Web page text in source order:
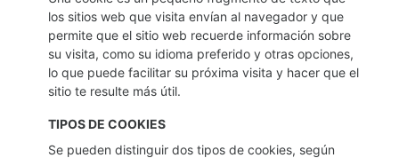
los sitios web que visita envían al navegador y que
permite que el sitio web recuerde información sobre
su visita, como su idioma preferido y otras opciones,
lo que puede facilitar su próxima visita y hacer que el
sitio te resulte más útil.
TIPOS DE COOKIES
Se pueden distinguir dos tipos de cookies, según